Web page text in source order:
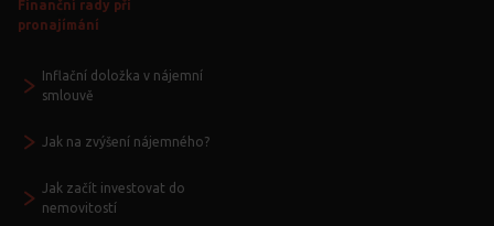
Finanční rady při
pronajímání
Inflační doložka v nájemní
smlouvě
Jak na zvýšení nájemného?
Jak začít investovat do
nemovitostí